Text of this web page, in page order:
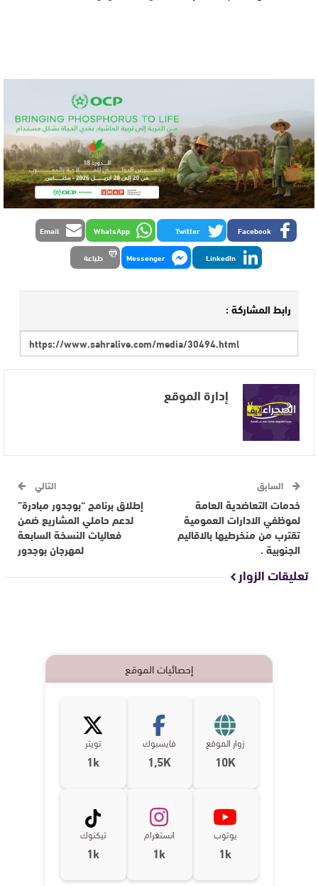
Facebook
Twitter
WhatsApp
Email
LinkedIn
Messenger طباعة
رابط المشاركة :
إدارة الموقع
السابق
خدمات التعاضدية العامة
لموظفي الادارات العمومية
تقترب من منخرطيها بالاقاليم
الجنوبية .
التالي
إطلاق برنامج “بوجدور مبادرة”
لدعم حاملي المشاريع ضمن
فعاليات النسخة السابعة
لمهرجان بوجدور
تعليقات الزوار
إحصائيات الموقع
زوار الموقع
10K
فايسبوك
1,5K
تويتر
1k
يوتوب
1k
انستغرام
1k
تيكتوك
1k